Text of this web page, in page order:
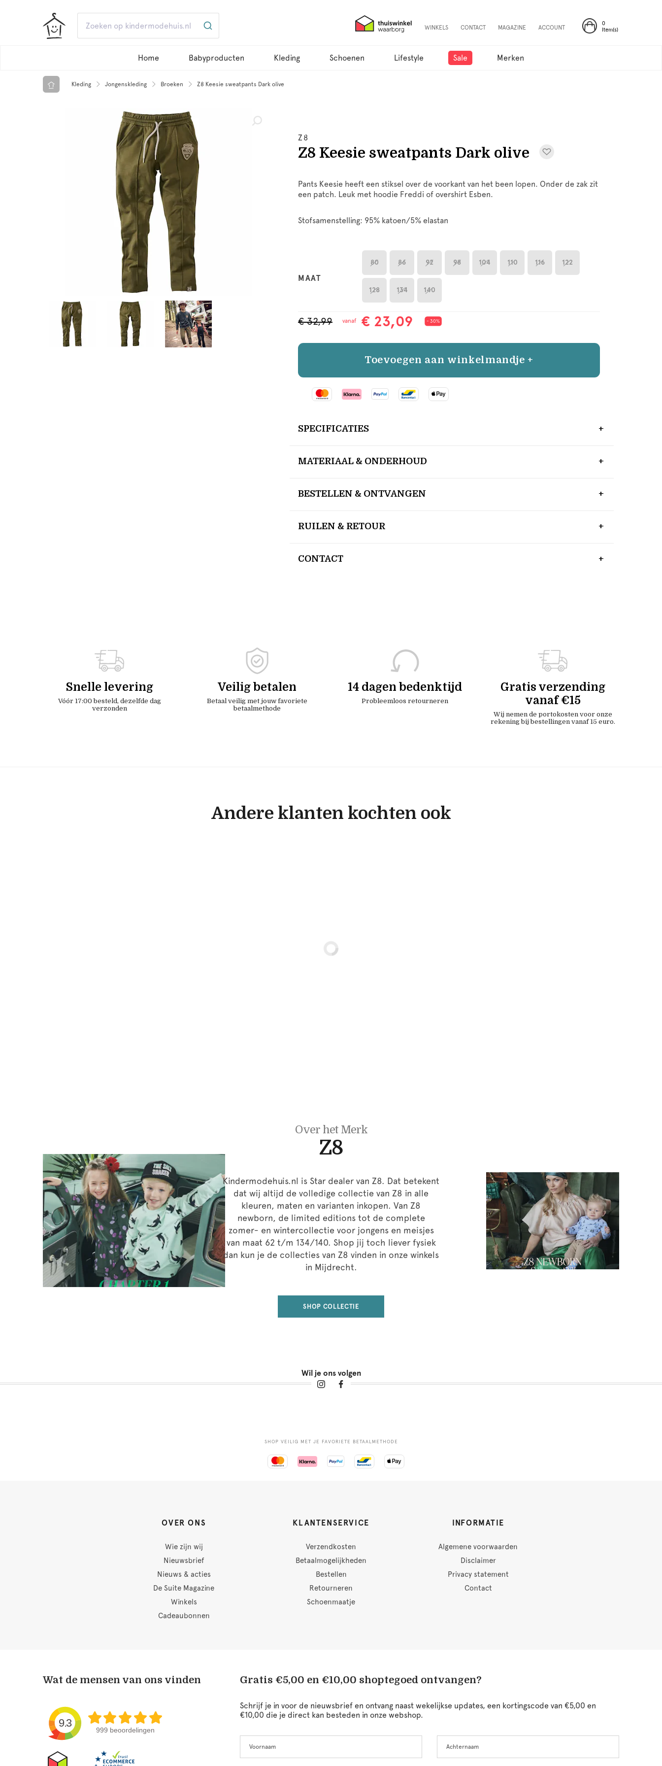
0
Item(s)
WINKELS CONTACT MAGAZINE ACCOUNT
Home Babyproducten Kleding Schoenen Lifestyle Sale Merken
Kleding Jongenskleding Broeken Z8 Keesie sweatpants Dark olive
Z8
Z8 Keesie sweatpants Dark olive
Pants Keesie heeft een stiksel over de voorkant van het been lopen. Onder de zak zit
een patch. Leuk met hoodie Freddi of overshirt Esben.
Stofsamenstelling: 95% katoen/5% elastan
MAAT
80 86 92 98 104 110 116 122
128 134 140
€ 32,99 vanaf € 23,09 - 30%
Toevoegen aan winkelmandje +
SPECIFICATIES
MATERIAAL & ONDERHOUD
BESTELLEN & ONTVANGEN
RUILEN & RETOUR
CONTACT
Snelle levering
Vóór 17:00 besteld, dezelfde dag
verzonden
Veilig betalen
Betaal veilig met jouw favoriete
betaalmethode
14 dagen bedenktijd
Probleemloos retourneren
Gratis verzending
vanaf €15
Wij nemen de portokosten voor onze
rekening bij bestellingen vanaf 15 euro.
Andere klanten kochten ook
Over het Merk
Z8
Kindermodehuis.nl is Star dealer van Z8. Dat betekent
dat wij altijd de volledige collectie van Z8 in alle
kleuren, maten en varianten inkopen. Van Z8
newborn, de limited editions tot de complete
zomer- en wintercollectie voor jongens en meisjes
van maat 62 t/m 134/140. Shop jij toch liever fysiek
dan kun je de collecties van Z8 vinden in onze winkels
in Mijdrecht.
SHOP COLLECTIE
Wil je ons volgen
SHOP VEILIG MET JE FAVORIETE BETAALMETHODE
OVER ONS
Wie zijn wij
Nieuwsbrief
Nieuws & acties
De Suite Magazine
Winkels
Cadeaubonnen
KLANTENSERVICE
Verzendkosten
Betaalmogelijkheden
Bestellen
Retourneren
Schoenmaatje
INFORMATIE
Algemene voorwaarden
Disclaimer
Privacy statement
Contact
Wat de mensen van ons vinden
9.3
999 beoordelingen
Gratis €5,00 en €10,00 shoptegoed ontvangen?
Schrijf je in voor de nieuwsbrief en ontvang naast wekelijkse updates, een kortingscode van €5,00 en
€10,00 die je direct kan besteden in onze webshop.
this
field